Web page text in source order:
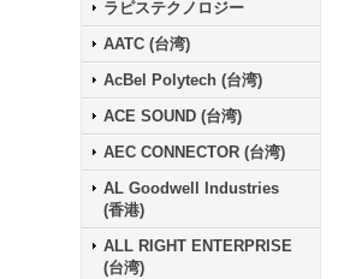
ラピステクノロジー
AATC (台湾)
AcBel Polytech (台湾)
ACE SOUND (台湾)
AEC CONNECTOR (台湾)
AL Goodwell Industries
(香港)
ALL RIGHT ENTERPRISE
(台湾)